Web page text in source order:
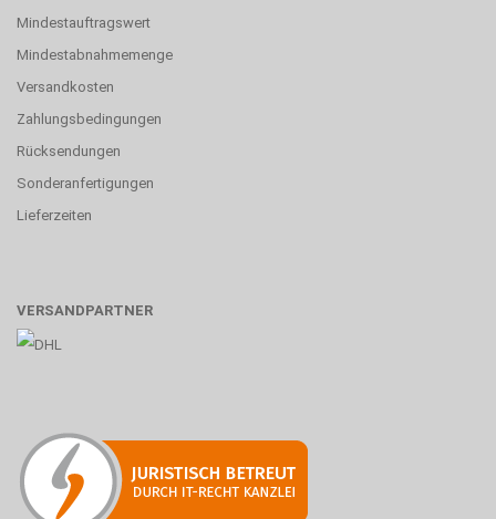
Mindestauftragswert
Mindestabnahmemenge
Versandkosten
Zahlungsbedingungen
Rücksendungen
Sonderanfertigungen
Lieferzeiten
VERSANDPARTNER